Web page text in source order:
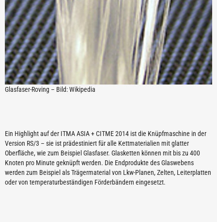
Glasfaser-Roving – Bild: Wikipedia
Ein Highlight auf der ITMA ASIA + CITME 2014 ist die Knüpfmaschine in der
Version RS/3 – sie ist prädestiniert für alle Kettmaterialien mit glatter
Oberfläche, wie zum Beispiel Glasfaser. Glasketten können mit bis zu 400
Knoten pro Minute geknüpft werden. Die Endprodukte des Glaswebens
werden zum Beispiel als Trägermaterial von Lkw-Planen, Zelten, Leiterplatten
oder von temperaturbeständigen Förderbändern eingesetzt.